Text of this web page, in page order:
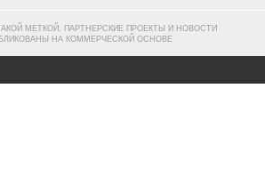
МЕТКОЙ, ПАРТНЕРСКИЕ ПРОЕКТЫ И НОВОСТИ
НА КОММЕРЧЕСКОЙ ОСНОВЕ